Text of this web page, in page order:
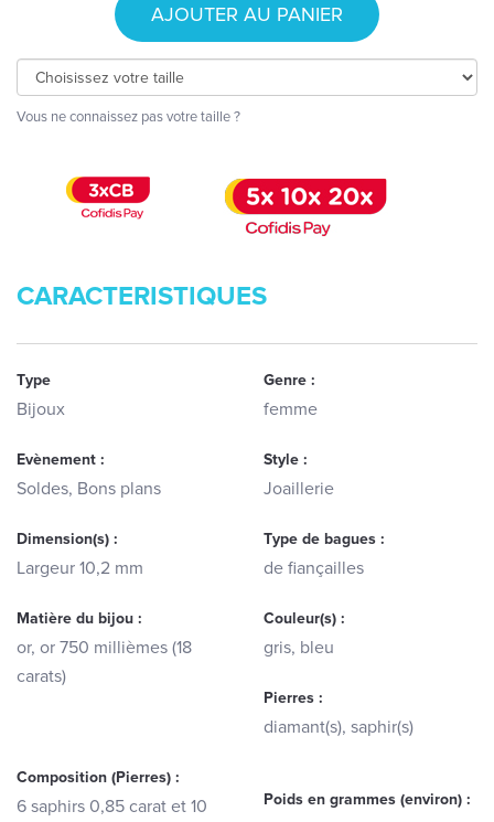
AJOUTER AU PANIER
Vous ne connaissez pas votre taille ?
CARACTERISTIQUES
Type
Bijoux
Genre :
femme
Evènement :
Soldes, Bons plans
Style :
Joaillerie
Dimension(s) :
Largeur 10,2 mm
Type de bagues :
de fiançailles
Matière du bijou :
or, or 750 millièmes (18
carats)
Couleur(s) :
gris, bleu
Pierres :
diamant(s), saphir(s)
Composition (Pierres) :
6 saphirs 0,85 carat et 10 Poids en grammes (environ) :